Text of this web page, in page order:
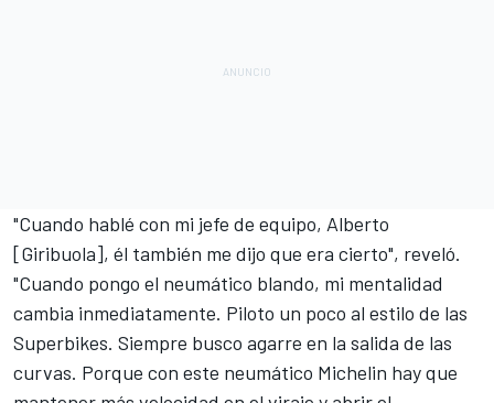
"Cuando hablé con mi jefe de equipo, Alberto
[Giribuola], él también me dijo que era cierto", reveló.
"Cuando pongo el neumático blando, mi mentalidad
cambia inmediatamente. Piloto un poco al estilo de las
Superbikes. Siempre busco agarre en la salida de las
curvas. Porque con este neumático Michelin hay que